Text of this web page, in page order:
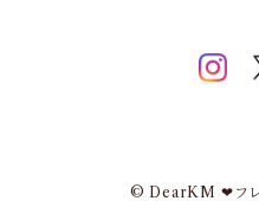
© DearKM ❤︎フレ